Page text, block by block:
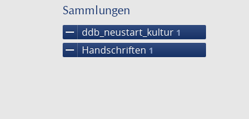
Sammlungen
remove ddb_neustart_kultur 1
remove Handschriften 1